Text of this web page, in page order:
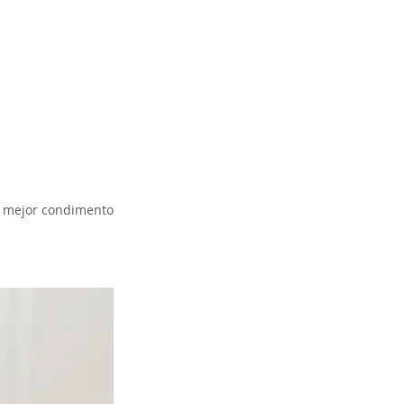
mejor condimento